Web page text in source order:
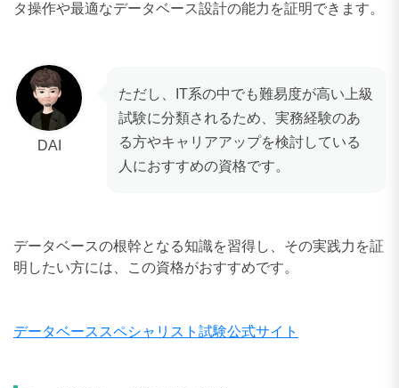
タ操作や最適なデータベース設計の能力を証明できます。
DAI
ただし、IT系の中でも難易度が高い上級
試験に分類されるため、実務経験のあ
る方やキャリアアップを検討している
人におすすめの資格です。
データベースの根幹となる知識を習得し、その実践力を証
明したい方には、この資格がおすすめです。
データベーススペシャリスト試験公式サイト